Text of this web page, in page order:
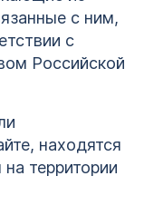
с ним,
с
Российской
находятся
территории